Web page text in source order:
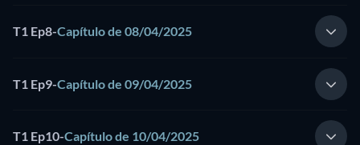
T1 Ep8-Capítulo de 08/04/2025
T1 Ep9-Capítulo de 09/04/2025
T1 Ep10-Capítulo de 10/04/2025